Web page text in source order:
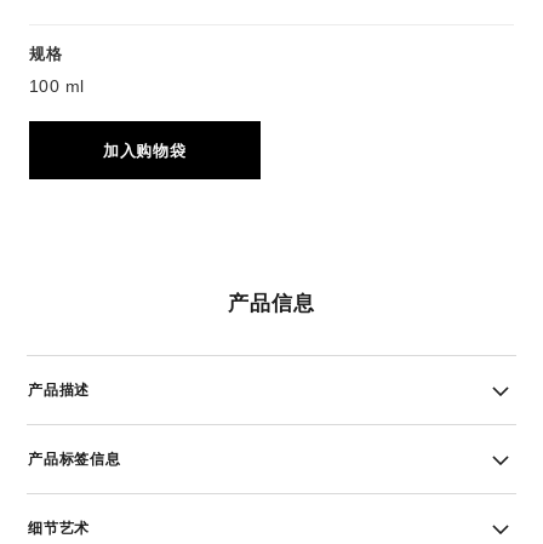
规格
100 ml
加入购物袋
产品信息
产品描述
产品标签信息
细节艺术